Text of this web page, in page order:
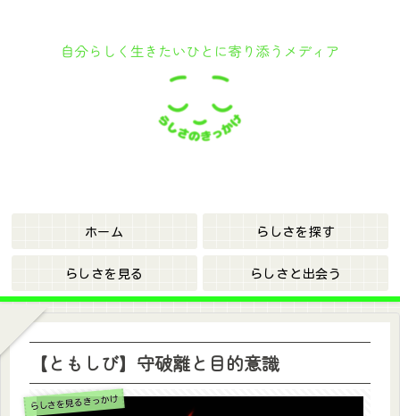
ホーム らしさを探す
らしさを見る らしさと出会う
【ともしび】守破離と目的意識
らしさを見るきっかけ